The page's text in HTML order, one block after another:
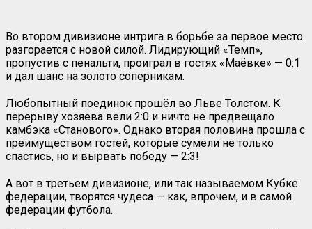
Во втором дивизионе интрига в борьбе за первое место
разгорается с новой силой. Лидирующий «Темп»,
пропустив с пенальти, проиграл в гостях «Маёвке» — 0:1
и дал шанс на золото соперникам.
Любопытный поединок прошёл во Льве Толстом. К
перерыву хозяева вели 2:0 и ничто не предвещало
камбэка «Станового». Однако вторая половина прошла с
преимуществом гостей, которые сумели не только
спастись, но и вырвать победу — 2:3!
А вот в третьем дивизионе, или так называемом Кубке
федерации, творятся чудеса — как, впрочем, и в самой
федерации футбола.